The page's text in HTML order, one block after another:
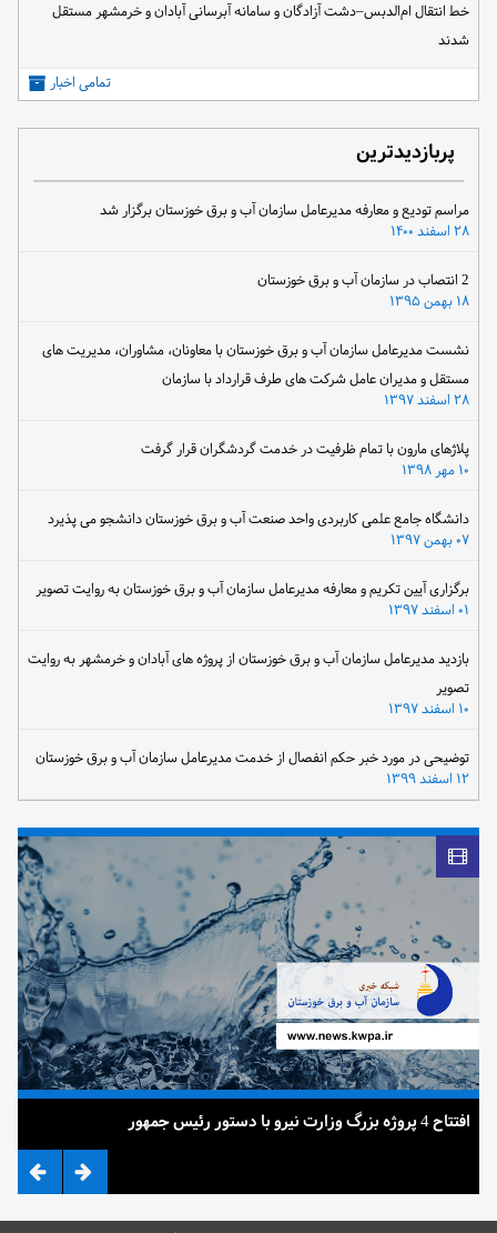
خط انتقال ام‌الدبس–دشت آزادگان و سامانه آبرسانی آبادان و خرمشهر مستقل
شدند
تمامی اخبار
پربازدیدترین
مراسم تودیع و معارفه مدیرعامل سازمان آب و برق خوزستان برگزار شد
۲۸ اسفند ۱۴۰۰
۱۸ بهمن ۱۳۹۵
نشست مدیرعامل سازمان آب و برق خوزستان با معاونان، مشاوران، مدیریت های
مستقل و مدیران عامل شرکت های طرف قرارداد با سازمان
۲۸ اسفند ۱۳۹۷
پلاژهای مارون با تمام ظرفیت در خدمت گردشگران قرار گرفت
دانشگاه جامع علمی کاربردی واحد صنعت آب و برق خوزستان دانشجو می پذیرد
۰۷ بهمن ۱۳۹۷
برگزاری آیین تکریم و معارفه مدیرعامل سازمان آب و برق خوزستان به روایت تصویر
بازدید مدیرعامل سازمان آب و برق خوزستان از پروژه های آبادان و خرمشهر به روایت
تصویر
توضیحی در مورد خبر حکم انفصال از خدمت مدیرعامل سازمان آب و برق خوزستان
۱۲ اسفند ۱۳۹۹
افتتاح 4 پروژه بزرگ وزارت نیرو با دستور رئیس جمهور